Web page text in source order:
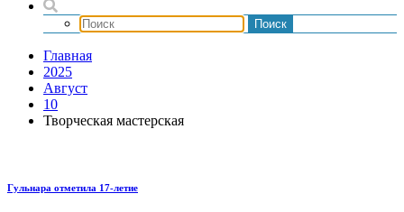
Главная
2025
Август
10
Творческая мастерская
Гульнара отметила 17‑летие